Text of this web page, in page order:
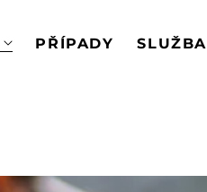
PŘÍPADY SLUŽBA